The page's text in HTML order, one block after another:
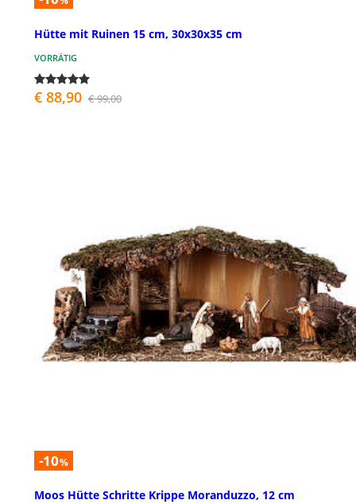
Hütte mit Ruinen 15 cm, 30x30x35 cm
VORRÄTIG
€ 88,90 € 99,00
-10%
Moos Hütte Schritte Krippe Moranduzzo, 12 cm